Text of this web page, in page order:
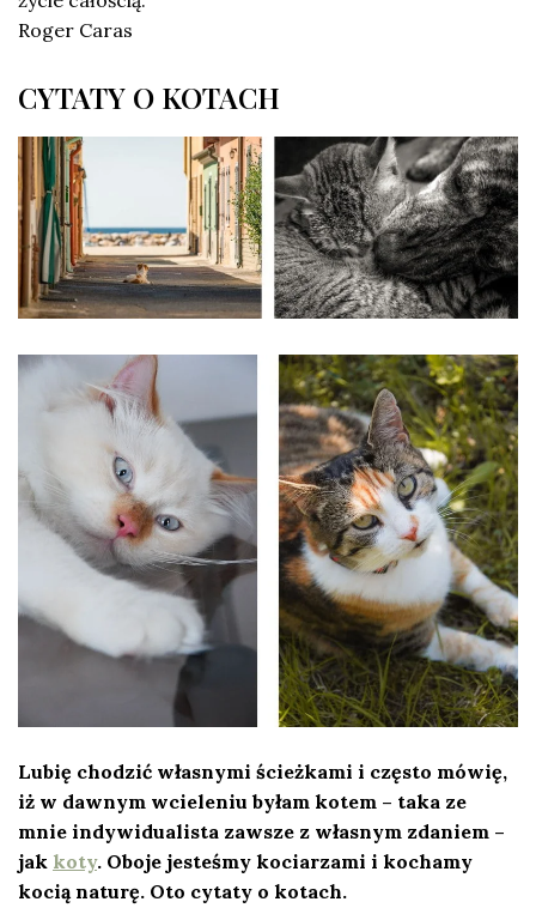
Roger Caras
CYTATY O KOTACH
Lubię chodzić własnymi ścieżkami i często mówię,
iż w dawnym wcieleniu byłam kotem – taka ze
mnie indywidualista zawsze z własnym zdaniem –
jak koty. Oboje jesteśmy kociarzami i kochamy
kocią naturę. Oto cytaty o kotach.